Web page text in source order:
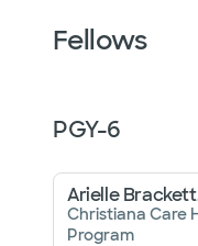
Fellows
PGY-6
Arielle
Christiana Care
Program